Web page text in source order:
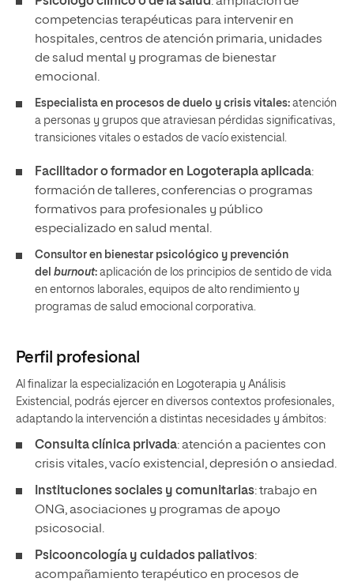
competencias terapéuticas para intervenir en
hospitales, centros de atención primaria, unidades
de salud mental y programas de bienestar
emocional.
Especialista en procesos de duelo y crisis vitales: atención
a personas y grupos que atraviesan pérdidas significativas,
transiciones vitales o estados de vacío existencial.
Facilitador o formador en Logoterapia aplicada:
formación de talleres, conferencias o programas
formativos para profesionales y público
especializado en salud mental.
Consultor en bienestar psicológico y prevención
del burnout: aplicación de los principios de sentido de vida
en entornos laborales, equipos de alto rendimiento y
programas de salud emocional corporativa.
Perfil profesional
Al finalizar la especialización en Logoterapia y Análisis
Existencial, podrás ejercer en diversos contextos profesionales,
adaptando la intervención a distintas necesidades y ámbitos:
Consulta clínica privada: atención a pacientes con
crisis vitales, vacío existencial, depresión o ansiedad.
Instituciones sociales y comunitarias: trabajo en
ONG, asociaciones y programas de apoyo
psicosocial.
Psicooncología y cuidados paliativos:
acompañamiento terapéutico en procesos de